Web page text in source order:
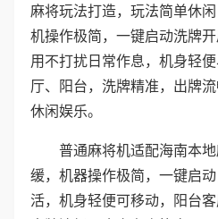
麻将玩法打造，玩法简单休
机操作极简，一键启动洗牌
用不打扰日常作息，机身轻
厅、阳台，洗牌精准，出牌
休闲娱乐。
普通麻将机适配海南本
缓，机器操作极简，一键启
活，机身轻便可移动，阳台